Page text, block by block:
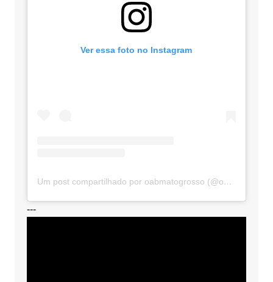
Ver essa foto no Instagram
Um post compartilhado por oabmatogrosso (@oabmatogrosso)
---